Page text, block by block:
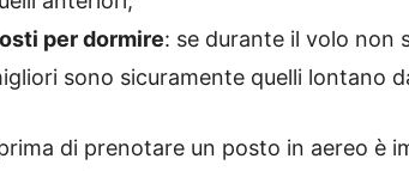
per dormire: se durante il volo non
sono sicuramente quelli lontano
di prenotare un posto in aereo è